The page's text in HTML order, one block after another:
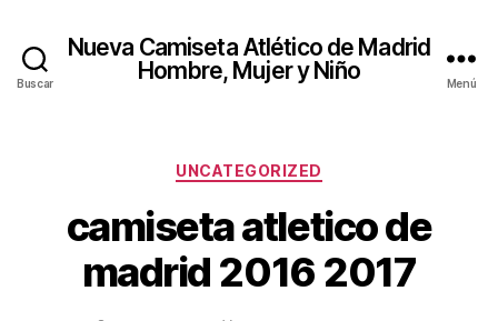
Buscar
Nueva Camiseta Atlético de Madrid
Hombre, Mujer y Niño
Menú
Categorías
UNCATEGORIZED
camiseta atletico de
madrid 2016 2017